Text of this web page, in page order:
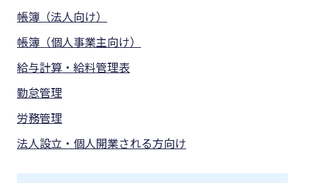
帳簿（法人向け）
帳簿（個人事業主向け）
給与計算・給料管理表
勤怠管理
労務管理
法人設立・個人開業される方向け